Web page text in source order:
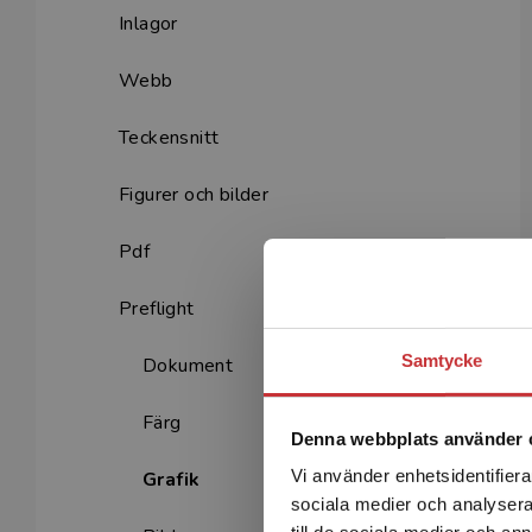
Samtycke
Denna webbplats använder
Vi använder
sociala medier och
Inlagor
Webb
Teckensnitt
Figurer och bilder
Pdf
Preflight
Dokument
Färg
Grafik